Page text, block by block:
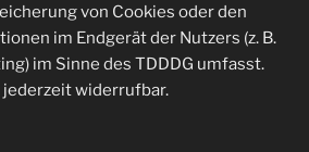
von Cookies oder den
im Endgerät der Nutzers (z. B.
im Sinne des TDDDG umfasst.
widerrufbar.